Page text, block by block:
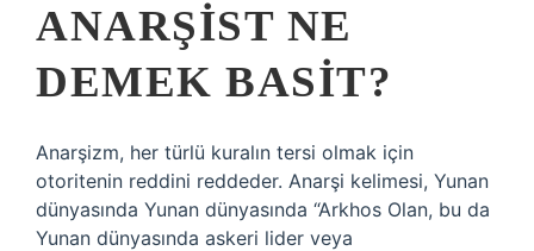
ANARŞIST NE
DEMEK BASIT?
Anarşizm, her türlü kuralın tersi olmak için
otoritenin reddini reddeder. Anarşi kelimesi, Yunan
dünyasında Yunan dünyasında “Arkhos Olan, bu da
Yunan dünyasında askeri lider veya